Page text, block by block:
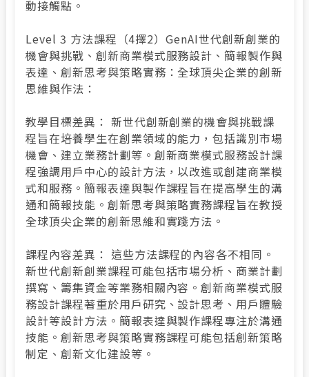
動接觸點。
Level 3 方法課程（4擇2）GenAI世代創新創業的
機會與挑戰、創新商業模式服務設計、簡報製作與
表達、創新思考與策略實務：全球頂尖企業的創新
思維與作法：
教學目標差異： 新世代創新創業的機會與挑戰課
程旨在培養學生在創業領域的能力，包括識別市場
機會、建立業務計劃等。創新商業模式服務設計課
程強調用戶中心的設計方法，以改進或創建商業模
式和服務。簡報表達與製作課程旨在提高學生的溝
通和簡報技能。創新思考與策略實務課程旨在教授
全球頂尖企業的創新思維和實踐方法。
課程內容差異： 這些方法課程的內容各不相同。
新世代創新創業課程可能包括市場分析、商業計劃
撰寫、籌集資金等業務相關內容。創新商業模式服
務設計課程著重於用戶研究、設計思考、用戶體驗
設計等設計方法。簡報表達與製作課程專注於溝通
技能。創新思考與策略實務課程可能包括創新策略
制定、創新文化建設等。